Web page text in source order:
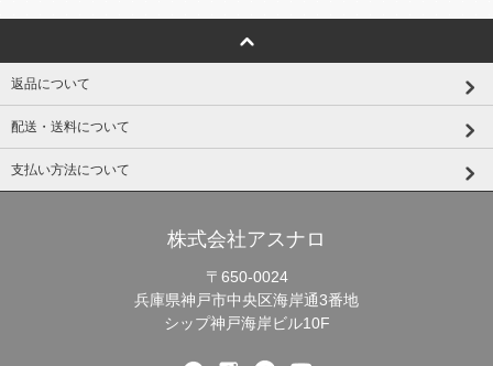
返品について
配送・送料について
支払い方法について
株式会社アスナロ
〒650-0024
兵庫県神戸市中央区海岸通3番地
シップ神戸海岸ビル10F